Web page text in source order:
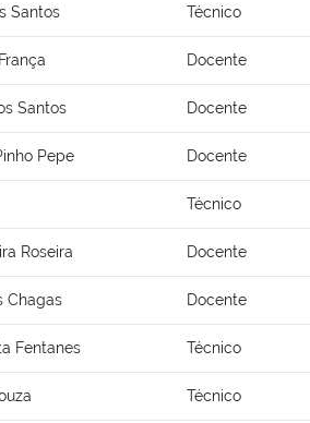
Santos Técnico
Docente
Santos Docente
Pepe Docente
Técnico
Roseira Docente
Chagas Docente
Fentanes Técnico
Técnico